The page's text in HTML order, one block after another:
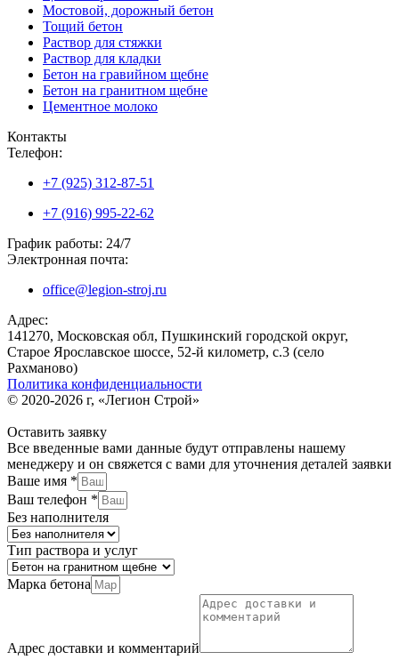
Мостовой, дорожный бетон
Тощий бетон
Раствор для стяжки
Раствор для кладки
Бетон на гравийном щебне
Бетон на гранитном щебне
Цементное молоко
Контакты
Телефон:
+7 (925) 312-87-51
+7 (916) 995-22-62
График работы: 24/7
Электронная почта:
office@legion-stroj.ru
Адрес:
141270, Московская обл, Пушкинский городской округ,
Старое Ярославское шоссе, 52-й километр, с.3 (село
Рахманово)
Политика конфиденциальности
© 2020-2026 г, «Легион Строй»
Оставить заявку
Все введенные вами данные будут отправлены нашему
менеджеру и он свяжется с вами для уточнения деталей заявки
Ваше имя *
Ваш телефон *
Без наполнителя
Тип раствора и услуг
Марка бетона
Адрес доставки и комментарий